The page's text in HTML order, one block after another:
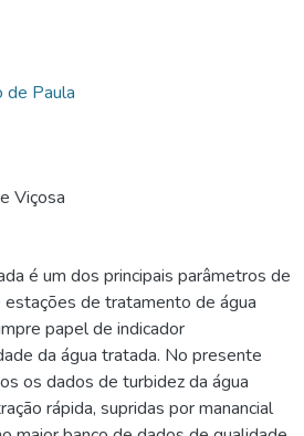
de Paula
Viçosa
é um dos principais parâmetros de
de tratamento de água
papel de indicador
da água tratada. No presente
os dados de turbidez da água
rápida, supridas por manancial